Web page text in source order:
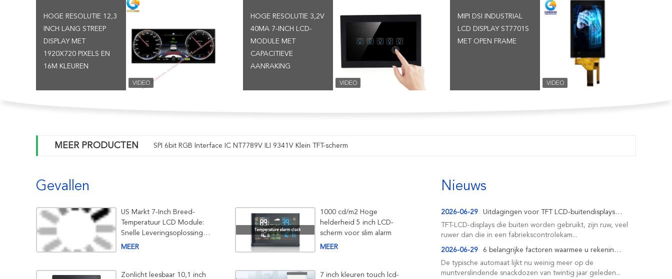
HOGE RESOLUTIE 12,3
INCH LANG STREEP
DISPLAY MET
1920X720 PIXELS EN
16M KLEUREN
HOGE RESOLUTIE 3,2V
40MA 7-INCH LCD-
MODULE MET
CAPACITIEVE
AANRAKING
MIPI DSI INDUSTRIAL
LCD DISPLAY ST7701S
MET OPEN FRAME
MEER PRODUCTEN SPI 6bit RGB Interface IC NT7789V ILI 9341V Klein TFT-scherm
Gevallen
US Markt 7-Inch Breed-
Temperatuur LCD Module:
Snelle Leveringsoplossing
voor Lage Temperatuur
MEER
1000 cd/m2 Hoge
helderheid 5 inch LCD-
scherm voor slim alarm
MEER
Zonlicht leesbaar 10,1 inch
7 inch kleuren touch lcd-
Nieuws
2026-06-29
Uitdagingen voor TFT LCD-buitendisplays: problemen met zicht buitenshuis oplossen met TFT LCD...
TFT-LCD-displays die buiten worden gebruikt, zijn ruw, veel
ruwer dan die in een fabriekscontrolekam...
2026-06-29
6 belangrijke factoren waarmee u rekening moet houden bij het kiezen van een TFT LCD-scherm voor ...
De typische automaat lijkt nu weinig meer op de
muntverslindende snackdozen van twintig jaar geleden...